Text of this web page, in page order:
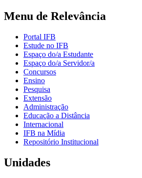
Menu de Relevância
Portal IFB
Estude no IFB
Espaço do/a Estudante
Espaço do/a Servidor/a
Concursos
Ensino
Pesquisa
Extensão
Administração
Educação a Distância
Internacional
IFB na Mídia
Repositório Institucional
Unidades